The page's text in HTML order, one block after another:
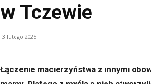
w Tczewie
3 lutego 2025
Łączenie macierzyństwa z innymi